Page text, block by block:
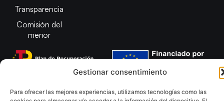
Gestionar consentimiento
Para ofrecer las mejores experiencias, utilizamos tecnologías como las
Transparencia
Comisión del
menor
Copyright © 2025 Federación Andaluza de Balonmano |